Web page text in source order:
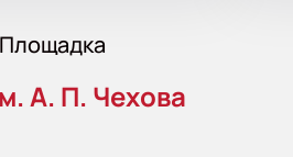
Площадка
А. П. Чехова